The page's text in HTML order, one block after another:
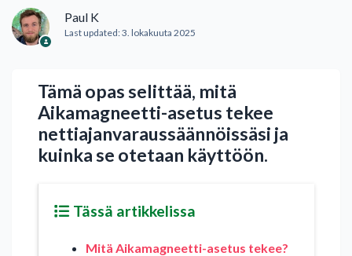
Paul K
Last updated:3. lokakuuta 2025
Tämä opas selittää, mitä
Aikamagneetti-asetus tekee
nettiajanvaraussäännöissäsi ja
kuinka se otetaan käyttöön.
Tässä artikkelissa
Mitä Aikamagneetti-asetus tekee?